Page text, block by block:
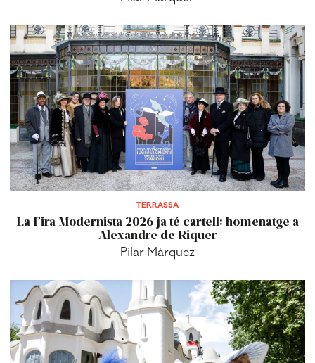
TERRASSA
La Fira Modernista 2026 ja té cartell: homenatge a
Alexandre de Riquer
Pilar Màrquez